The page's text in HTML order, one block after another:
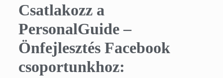
Csatlakozz a
PersonalGuide –
Önfejlesztés Facebook
csoportunkhoz: